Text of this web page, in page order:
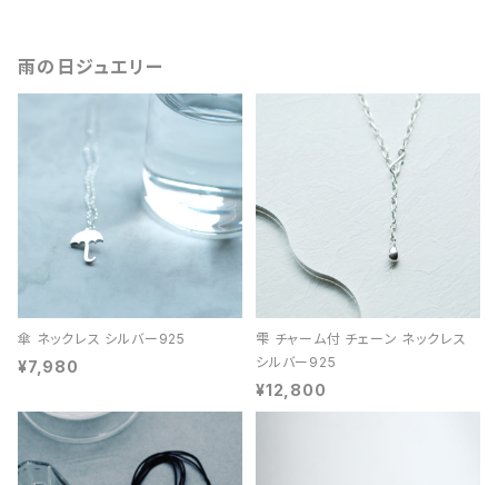
雨の日ジュエリー
傘 ネックレス シルバー925
¥7,980
雫 チャーム付 チェーン ネックレス
シルバー925
¥12,800